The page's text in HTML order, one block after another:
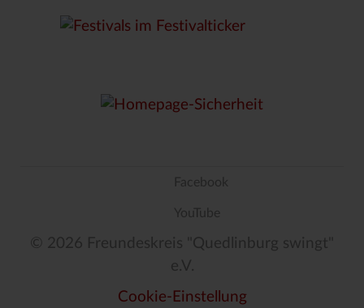
Facebook
YouTube
© 2026 Freundeskreis "Quedlinburg swingt"
e.V.
Cookie-Einstellung